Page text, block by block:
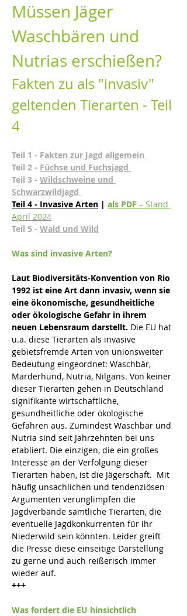
Müssen Jäger
Waschbären und
Nutrias erschießen?
Fakten zu als "invasiv"
geltenden Tierarten - Teil
4
Teil 1 - Fakten zur Jagd allgemein
Teil 2 - Füchse und Fuchsjagd
Teil 3 - Wildschweine und
Schwarzwildjagd
Teil 4 - Invasive Arten | als PDF – Stand
April 2024
Teil 5 - Wald und Wild
Was sind invasive Arten?
Laut Biodiversitäts-Konvention von Rio
1992 ist eine Art dann invasiv, wenn sie
eine ökonomische, gesundheitliche
oder ökologische Gefahr in ihrem
neuen Lebensraum darstellt. Die EU hat
u.a. diese Tierarten als invasive
gebietsfremde Arten von unionsweiter
Bedeutung eingeordnet: Waschbär,
Marderhund, Nutria, Nilgans. Von keiner
dieser Tierarten gehen in Deutschland
signifikante wirtschaftliche,
gesundheitliche oder ökologische
Gefahren aus. Zumindest Waschbär und
Nutria sind seit Jahrzehnten bei uns
etabliert. Die einzigen, die ein großes
Interesse an der Verfolgung dieser
Tierarten haben, ist die Jägerschaft.  Mit
häufig unsachlichen und tendenziösen
Argumenten verunglimpfen die
Jagdverbände sämtliche Tierarten, die
eventuelle Jagdkonkurrenten für ihr
Niederwild sein könnten. Leider greift
die Presse diese einseitige Darstellung
zu gerne und auch reißerisch immer
wieder auf.
+++
Was fordert die EU hinsichtlich